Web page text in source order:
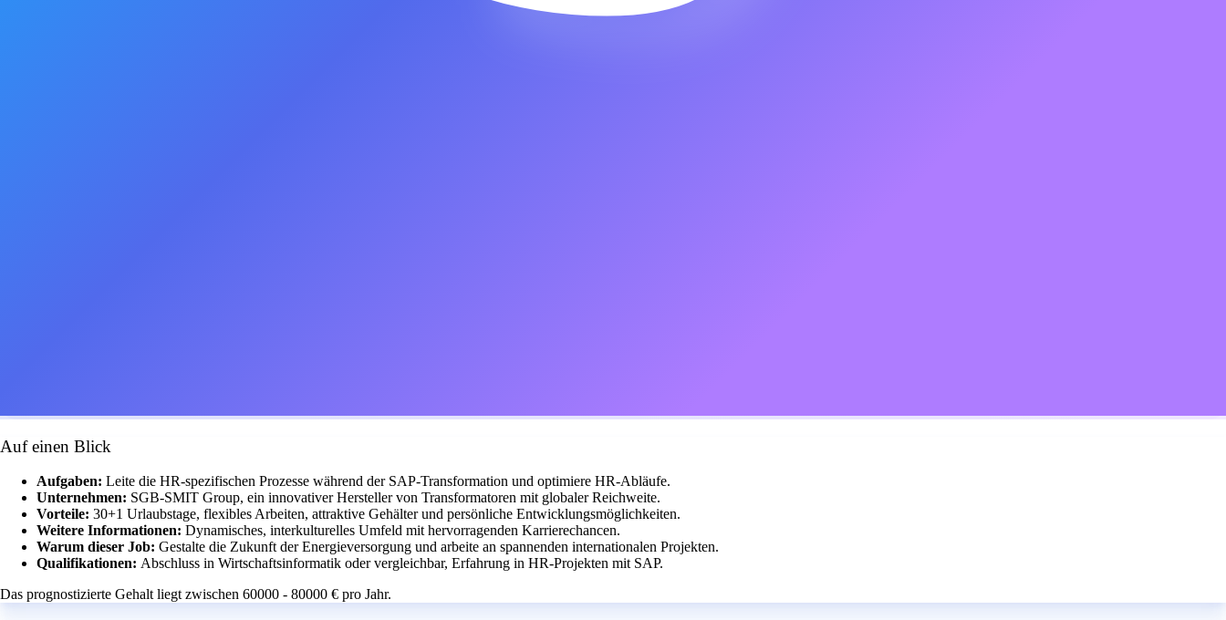
Auf einen Blick
Aufgaben: Leite die HR-spezifischen Prozesse während der SAP-Transformation und optimiere HR-Abläufe.
Unternehmen: SGB-SMIT Group, ein innovativer Hersteller von Transformatoren mit globaler Reichweite.
Vorteile: 30+1 Urlaubstage, flexibles Arbeiten, attraktive Gehälter und persönliche Entwicklungsmöglichkeiten.
Weitere Informationen: Dynamisches, interkulturelles Umfeld mit hervorragenden Karrierechancen.
Warum dieser Job: Gestalte die Zukunft der Energieversorgung und arbeite an spannenden internationalen Projekten.
Qualifikationen: Abschluss in Wirtschaftsinformatik oder vergleichbar, Erfahrung in HR-Projekten mit SAP.
Das prognostizierte Gehalt liegt zwischen 60000 - 80000 € pro Jahr.